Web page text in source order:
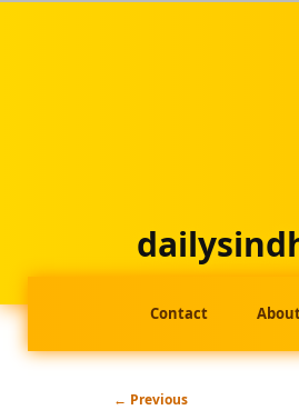
Contact
Post
← Previous